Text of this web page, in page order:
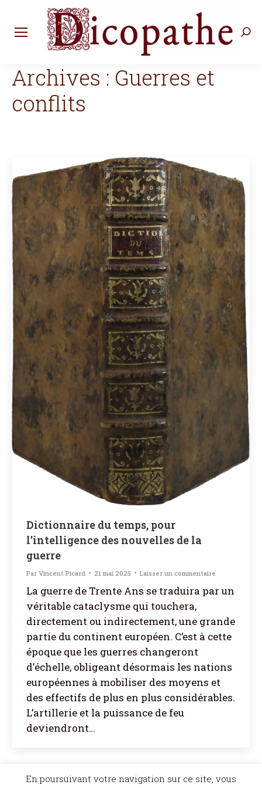
Archives : Guerres et
conflits
Dictionnaire du temps, pour
l’intelligence des nouvelles de la
guerre
Par Vincent Picard 21 mai 2025 Laisser un commentaire
La guerre de Trente Ans se traduira par un
véritable cataclysme qui touchera,
directement ou indirectement, une grande
partie du continent européen. C’est à cette
époque que les guerres changeront
d’échelle, obligeant désormais les nations
européennes à mobiliser des moyens et
des effectifs de plus en plus considérables.
L’artillerie et la puissance de feu
deviendront…
©Dicopathe - Tous droits réservés - Mentions légales - Réalisation :
Vu
En poursuivant votre navigation sur ce site, vous